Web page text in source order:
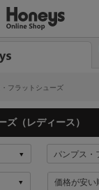
フラットシューズ
ズ（レディース）